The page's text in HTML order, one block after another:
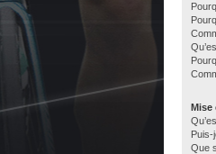
Mise
Puis-
Que